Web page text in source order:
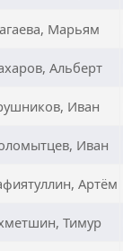
Марьям
Альберт
Иван
Иван
Артём
Тимур